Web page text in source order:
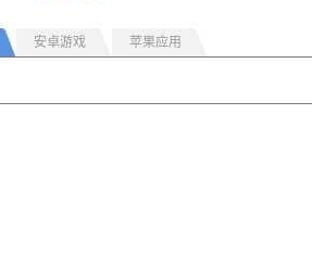
安卓游戏 苹果应用